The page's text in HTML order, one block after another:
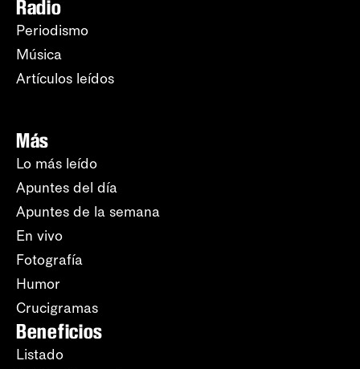
Radio
Periodismo
Música
Artículos leídos
Más
Lo más leído
Apuntes del día
Apuntes de la semana
En vivo
Fotografía
Humor
Crucigramas
Beneficios
Listado